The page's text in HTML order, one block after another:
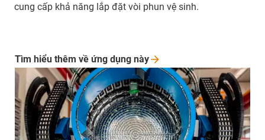
cung cấp khả năng lắp đặt vòi phun vệ sinh.
Tìm hiểu thêm về ứng dụng này